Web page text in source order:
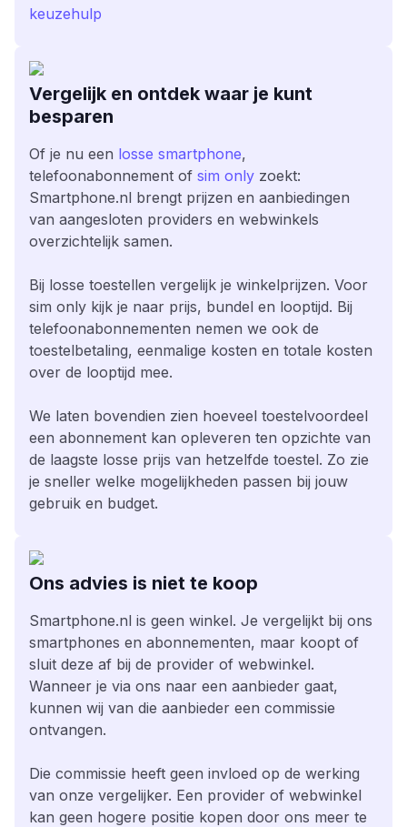
keuzehulp
Vergelijk en ontdek waar je kunt
besparen
Of je nu een losse smartphone,
telefoonabonnement of sim only zoekt:
Smartphone.nl brengt prijzen en aanbiedingen
van aangesloten providers en webwinkels
overzichtelijk samen.
Bij losse toestellen vergelijk je winkelprijzen. Voor
sim only kijk je naar prijs, bundel en looptijd. Bij
telefoonabonnementen nemen we ook de
toestelbetaling, eenmalige kosten en totale kosten
over de looptijd mee.
We laten bovendien zien hoeveel toestelvoordeel
een abonnement kan opleveren ten opzichte van
de laagste losse prijs van hetzelfde toestel. Zo zie
je sneller welke mogelijkheden passen bij jouw
gebruik en budget.
Ons advies is niet te koop
Smartphone.nl is geen winkel. Je vergelijkt bij ons
smartphones en abonnementen, maar koopt of
sluit deze af bij de provider of webwinkel.
Wanneer je via ons naar een aanbieder gaat,
kunnen wij van die aanbieder een commissie
ontvangen.
Die commissie heeft geen invloed op de werking
van onze vergelijker. Een provider of webwinkel
kan geen hogere positie kopen door ons meer te